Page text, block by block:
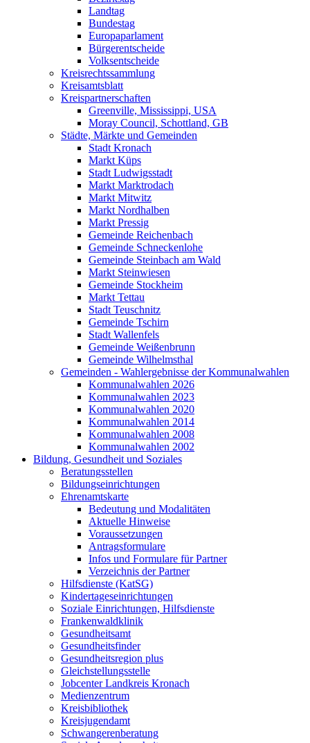
Landtag
Bundestag
Europaparlament
Bürgerentscheide
Volksentscheide
Kreisrechtssammlung
Kreisamtsblatt
Kreispartnerschaften
Greenville, Mississippi, USA
Moray Council, Schottland, GB
Städte, Märkte und Gemeinden
Stadt Kronach
Markt Küps
Stadt Ludwigsstadt
Markt Marktrodach
Markt Mitwitz
Markt Nordhalben
Markt Pressig
Gemeinde Reichenbach
Gemeinde Schneckenlohe
Gemeinde Steinbach am Wald
Markt Steinwiesen
Gemeinde Stockheim
Markt Tettau
Stadt Teuschnitz
Gemeinde Tschirn
Stadt Wallenfels
Gemeinde Weißenbrunn
Gemeinde Wilhelmsthal
Gemeinden - Wahlergebnisse der Kommunalwahlen
Kommunalwahlen 2026
Kommunalwahlen 2023
Kommunalwahlen 2020
Kommunalwahlen 2014
Kommunalwahlen 2008
Kommunalwahlen 2002
Bildung, Gesundheit und Soziales
Beratungsstellen
Bildungseinrichtungen
Ehrenamtskarte
Bedeutung und Modalitäten
Aktuelle Hinweise
Voraussetzungen
Antragsformulare
Infos und Formulare für Partner
Verzeichnis der Partner
Hilfsdienste (KatSG)
Kindertageseinrichtungen
Soziale Einrichtungen, Hilfsdienste
Frankenwaldklinik
Gesundheitsamt
Gesundheitsfinder
Gesundheitsregion plus
Gleichstellungsstelle
Jobcenter Landkreis Kronach
Medienzentrum
Kreisbibliothek
Kreisjugendamt
Schwangerenberatung